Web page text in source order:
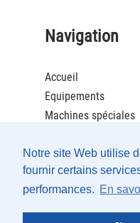
Notre site Web utilise
fournir certains
performances. En
Navigation
Accueil
Equipements
Machines spéciales
Société
Recrutement
Partenaires